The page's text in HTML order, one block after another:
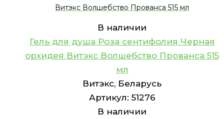
Витэкс Волшебство Прованса 515 мл
В наличии
Гель для душа Роза сентифолия Черная
орхидея Витэкс Волшебство Прованса 515
мл
Витэкс, Беларусь
Артикул: 51276
В наличии